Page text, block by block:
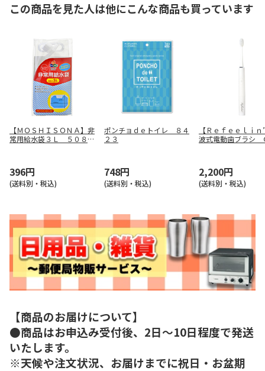
この商品を見た人は他にこんな商品も買っています
【ＭＯＳＨＩＳＯＮＡ】非
常用給水袋３Ｌ ５０８９
396円
(送料別・税込)
ポンチョｄｅトイレ ８４
２３
748円
(送料別・税込)
【Ｒｅｆｅｅｌｉｎ
波式電動歯ブラシ
2,200円
(送料別・税込)
【商品のお届けについて】
●商品はお申込み受付後、2日～10日程度で発送
いたします。
※天候や注文状況、お届けまでに祝日・お盆期